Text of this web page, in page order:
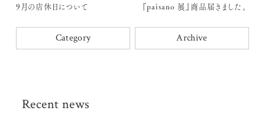
9月の店休日について 『paisano 展』商品届きました。
Category Archive
Recent news